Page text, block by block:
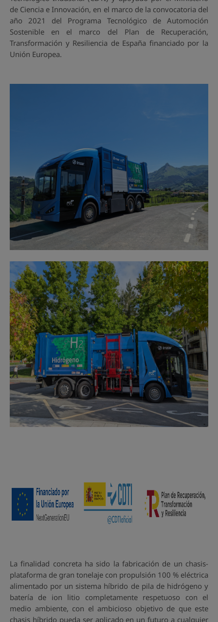
de Ciencia e Innovación, en el marco de la convocatoria del
año 2021 del Programa Tecnológico de Automoción
Sostenible en el marco del Plan de Recuperación,
Transformación y Resiliencia de España financiado por la
Unión Europea.
La finalidad concreta ha sido la fabricación de un chasis-
plataforma de gran tonelaje con propulsión 100 % eléctrica
alimentado por un sistema híbrido de pila de hidrógeno y
batería de ion litio completamente respetuoso con el
medio ambiente, con el ambicioso objetivo de que este
chasis híbrido pueda ser aplicado en un futuro a cualquier